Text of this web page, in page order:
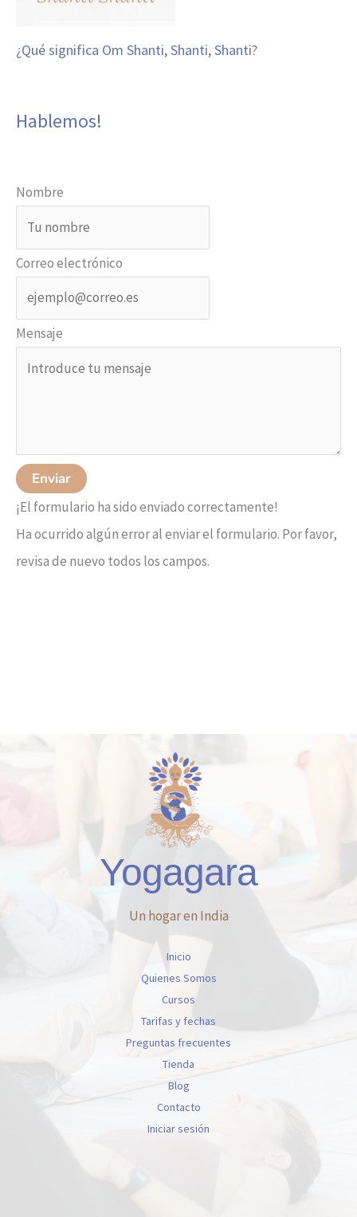
¿Qué significa Om Shanti, Shanti, Shanti?
Hablemos!
Nombre
Correo electrónico
Mensaje
Enviar
¡El formulario ha sido enviado correctamente!
Ha ocurrido algún error al enviar el formulario. Por favor,
revisa de nuevo todos los campos.
Yogagara
Un hogar en India
Inicio
Quienes Somos
Cursos
Tarifas y fechas
Preguntas frecuentes
Tienda
Blog
Contacto
Iniciar sesión